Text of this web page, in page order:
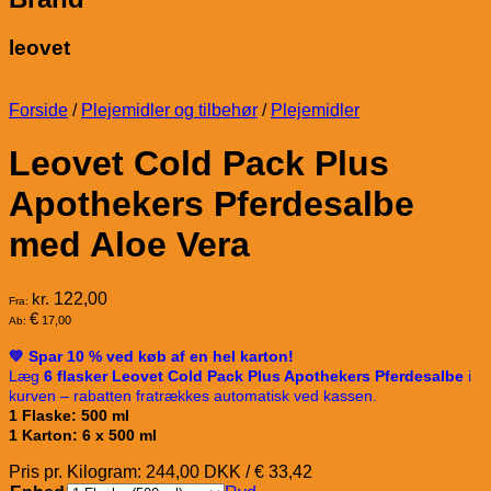
leovet
Forside / Plejemidler og tilbehør / Plejemidler
Leovet Cold Pack Plus
Apothekers Pferdesalbe
med Aloe Vera
Fra: kr. 122,00
Ab: € 17,00
💚 Spar 10 % ved køb af en hel karton!
Læg 6 flasker Leovet Cold Pack Plus Apothekers Pferdesalbe i
kurven – rabatten fratrækkes automatisk ved kassen.
1 Flaske: 500 ml
1 Karton: 6 x 500 ml
Pris pr. Kilogram: 244,00 DKK / € 33,42